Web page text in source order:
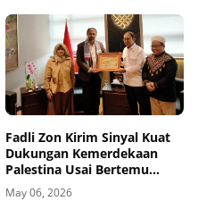
Fadli Zon Kirim Sinyal Kuat
Dukungan Kemerdekaan
Palestina Usai Bertemu
Delegasi di Kemenbud
May 06, 2026